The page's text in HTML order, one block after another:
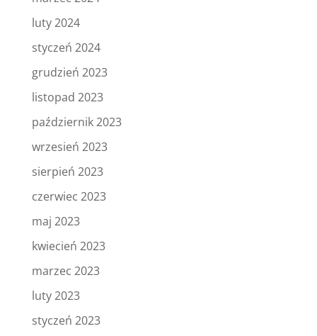
luty 2024
styczeń 2024
grudzień 2023
listopad 2023
październik 2023
wrzesień 2023
sierpień 2023
czerwiec 2023
maj 2023
kwiecień 2023
marzec 2023
luty 2023
styczeń 2023